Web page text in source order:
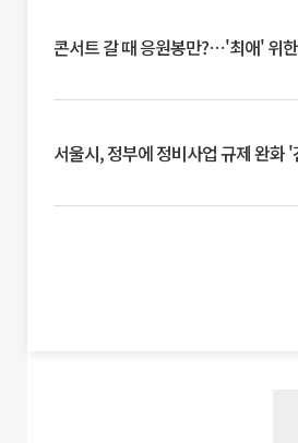
콘서트 갈 때 응원봉만?⋯'최애' 위
서울시, 정부에 정비사업 규제 완